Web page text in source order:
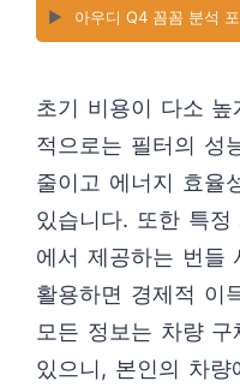
▶️ 아우디 Q4 꼼꼼 분석
초기 비용이 다소
적으로는 필터의 성
줄이고 에너지 효율
있습니다. 또한 특
에서 제공하는 번들
활용하면 경제적 이
모든 정보는 차량
있으니, 본인의 차